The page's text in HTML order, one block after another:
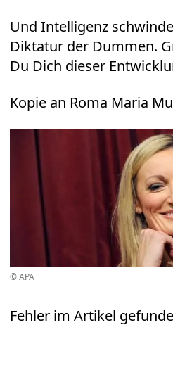
Und Intelligenz
Diktatur der Dummen.
Du Dich dieser
Kopie an Roma Maria
© APA
Fehler im Artikel